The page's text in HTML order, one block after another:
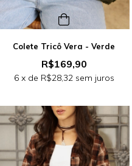
Colete Tricô Vera - Verde
R$169,90
6x de R$28,32sem juros